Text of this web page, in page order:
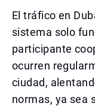
El tráfico en
sistema solo
participante
ocurren
ciudad,
normas, ya sea